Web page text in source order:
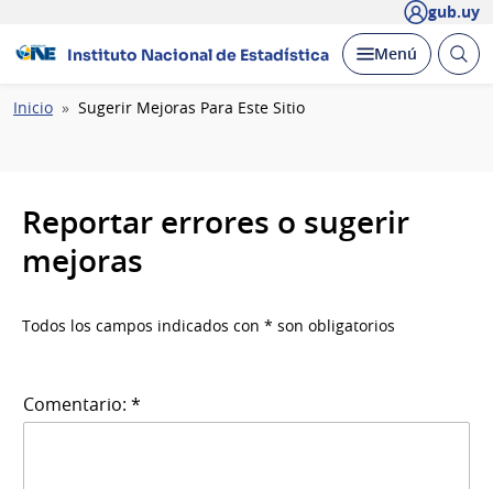
gub.uy
Instituto Nacional de Estadística Desplegar
Menú Abrir
Ruta
Inicio Sugerir Mejoras Para Este Sitio
Reportar errores o sugerir
mejoras
Todos los campos indicados con * son obligatorios
Comentario: *